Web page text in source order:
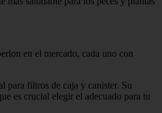
en el mercado, cada uno con
para filtros de caja y canister. Su
es crucial elegir el adecuado para tu